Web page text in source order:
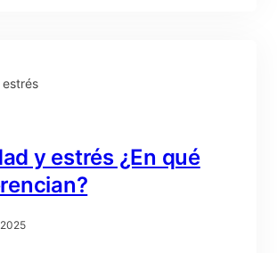
y estrés ¿En qué